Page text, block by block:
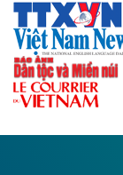
Thái Nguyên
với hệ thống
Theo
Đề xuất
tốc CT.11
Đông A dài